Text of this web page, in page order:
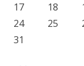
17
18
24
25
31